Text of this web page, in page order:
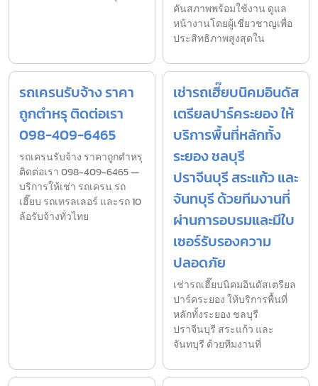
คันสภาพพร้อมใช้งาน ดูแล
หน้างานโดยผู้เชี่ยวชาญเพื่อ
ประสิทธิภาพสูงสุดใน
รถเครนรับจ้าง ราคา
ถูกตำหรุ ติดต่อเรา
098-409-6465
รถเครนรับจ้าง ราคาถูกตำหรุ
ติดต่อเรา 098-409-6465 —
บริการให้เช่า รถเครน รถ
เฮี๊ยบ รถเทรลเลอร์ และรถ 10
ล้อรับจ้างทั่วไทย
เช่ารถเฮี๊ยบนิคมอินดัส
เตรียลปาร์คระยอง ให้
บริการพื้นที่หลักทั้ง
ระยอง ชลบุรี
ปราจีนบุรี สระแก้ว และ
จันทบุรี ด้วยทีมงานที่
ผ่านการอบรมและมีใบ
เซอร์รับรองความ
ปลอดภัย
เช่ารถเฮี๊ยบนิคมอินดัสเตรียล
ปาร์คระยอง ให้บริการพื้นที่
หลักทั้งระยอง ชลบุรี
ปราจีนบุรี สระแก้ว และ
จันทบุรี ด้วยทีมงานที่